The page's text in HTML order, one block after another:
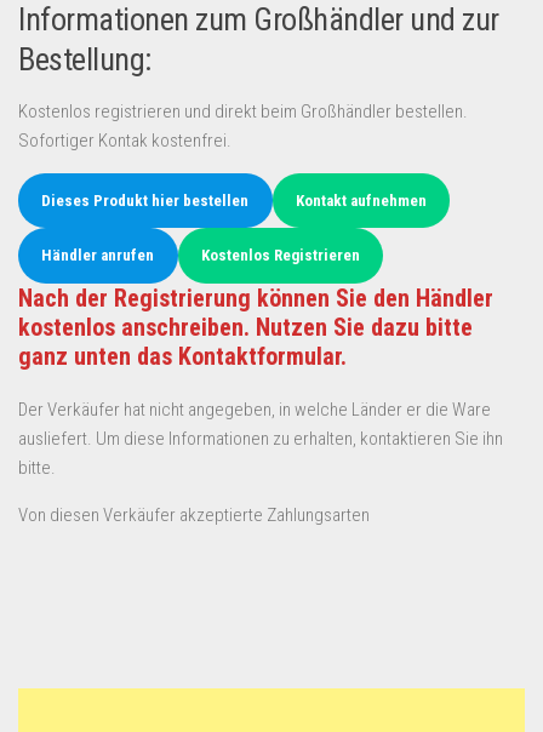
Informationen zum Großhändler und zur
Bestellung:
Kostenlos registrieren und direkt beim Großhändler bestellen.
Sofortiger Kontak kostenfrei.
Dieses Produkt hier bestellen Kontakt aufnehmen
Händler anrufen Kostenlos Registrieren
Nach der Registrierung können Sie den Händler
kostenlos anschreiben. Nutzen Sie dazu bitte
ganz unten das Kontaktformular.
Der Verkäufer hat nicht angegeben, in welche Länder er die Ware
ausliefert. Um diese Informationen zu erhalten, kontaktieren Sie ihn
bitte.
Von diesen Verkäufer akzeptierte Zahlungsarten